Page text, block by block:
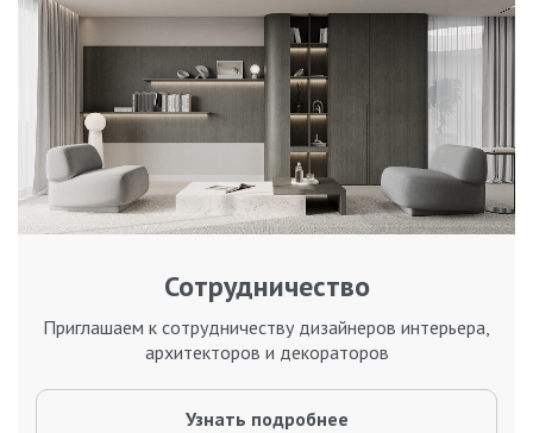
Сотрудничество
Приглашаем к сотрудничеству дизайнеров интерьера,
архитекторов и декораторов
Узнать подробнее